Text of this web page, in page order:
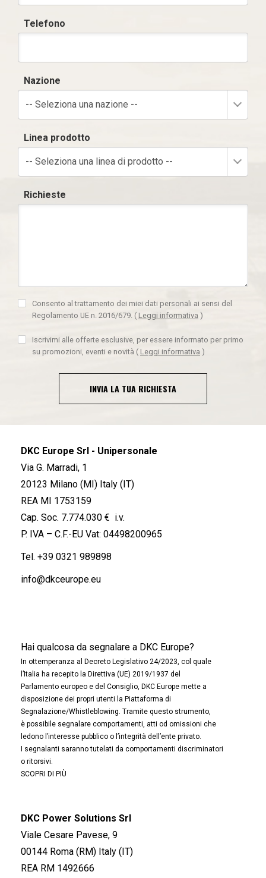
Telefono
Nazione
-- Seleziona una nazione --
Linea prodotto
-- Seleziona una linea di prodotto --
Richieste
Consento al trattamento dei miei dati personali ai sensi del
Regolamento UE n. 2016/679. ( Leggi informativa )
Iscrivimi alle offerte esclusive, per essere informato per primo
su promozioni, eventi e novità ( Leggi informativa )
INVIA LA TUA RICHIESTA
DKC Europe Srl - Unipersonale
Via G. Marradi, 1
20123 Milano (MI) Italy (IT)
REA MI 1753159
Cap. Soc. 7.774.030 € i.v.
P. IVA – C.F.-EU Vat: 04498200965
Tel. +39 0321 989898
info@dkceurope.eu
Hai qualcosa da segnalare a DKC Europe?
In ottemperanza al Decreto Legislativo 24/2023, col quale
l’Italia ha recepito la Direttiva (UE) 2019/1937 del
Parlamento europeo e del Consiglio, DKC Europe mette a
disposizione dei propri utenti la Piattaforma di
Segnalazione/Whistleblowing. Tramite questo strumento,
è possibile segnalare comportamenti, atti od omissioni che
ledono l’interesse pubblico o l’integrità dell’ente privato.
I segnalanti saranno tutelati da comportamenti discriminatori
o ritorsivi.
SCOPRI DI PIÙ
DKC Power Solutions Srl
Viale Cesare Pavese, 9
00144 Roma (RM) Italy (IT)
REA RM 1492666